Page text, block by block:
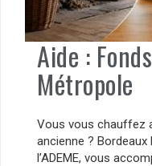
Aide :
Métropole
Vous vous chauffez
ancienne ?
l’ADEME, vous